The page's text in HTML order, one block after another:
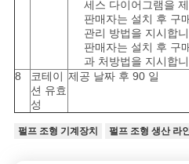
세스 다이어그램을
판매자는 설치 후 구
관리 방법을 지시합
판매자는 설치 후 구
과 처방법을 지시합
8
코테이
션 유효
성
제공 날짜 후 90 일
펄프 조형 기계장치 펄프 조형 생산 라